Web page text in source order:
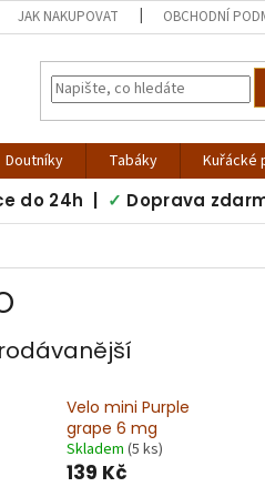
JAK NAKUPOVAT OBCHODNÍ
Doutníky Tabáky Kuřácké
do 24h | ✓ Doprava
Velo mini Purple
grape 6 mg
Skladem (5 ks)
139 Kč